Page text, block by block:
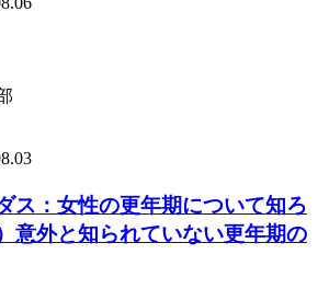
ス：女性の更年期について知ろ
意外と知られていない更年期の